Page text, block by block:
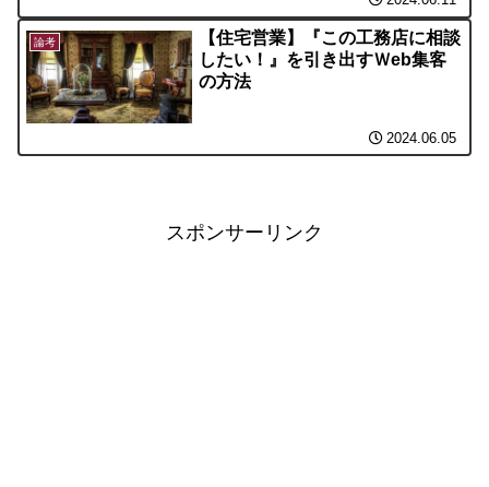
論考
【住宅営業】『この工務店に相談
したい！』を引き出すＷeb集客
の方法
2024.06.05
スポンサーリンク